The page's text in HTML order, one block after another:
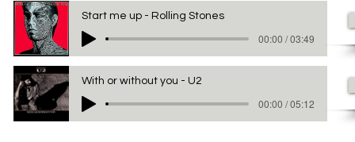
Start me up - Rolling Stones
00:00 / 03:49
With or without you - U2
00:00 / 05:12